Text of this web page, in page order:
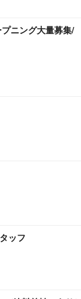
ニング大量募集/
ッフ